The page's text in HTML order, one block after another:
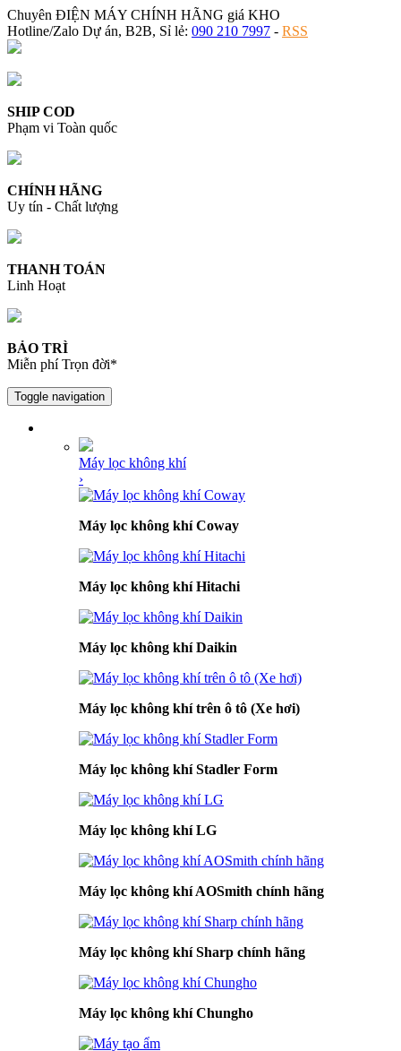
Chuyên ĐIỆN MÁY CHÍNH HÃNG giá KHO
Hotline/Zalo Dự án, B2B, Sỉ lẻ: 090 210 7997 - RSS
SHIP COD
Phạm vi Toàn quốc
CHÍNH HÃNG
Uy tín - Chất lượng
THANH TOÁN
Linh Hoạt
BẢO TRÌ
Miễn phí Trọn đời*
Toggle navigation
Máy lọc không khí
›
Máy lọc không khí Coway
Máy lọc không khí Hitachi
Máy lọc không khí Daikin
Máy lọc không khí trên ô tô (Xe hơi)
Máy lọc không khí Stadler Form
Máy lọc không khí LG
Máy lọc không khí AOSmith chính hãng
Máy lọc không khí Sharp chính hãng
Máy lọc không khí Chungho